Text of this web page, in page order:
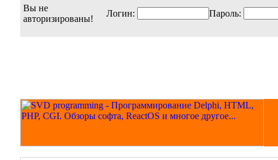
Вы не
авторизированы!
Логин: Пароль: